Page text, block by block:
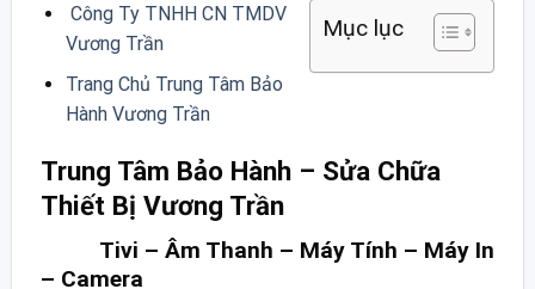
Mục lục
Công Ty TNHH CN TMDV
Vương Trần
Trang Chủ Trung Tâm Bảo
Hành Vương Trần
Trung Tâm Bảo Hành – Sửa Chữa
Thiết Bị Vương Trần
Tivi – Âm Thanh – Máy Tính – Máy In
– Camera